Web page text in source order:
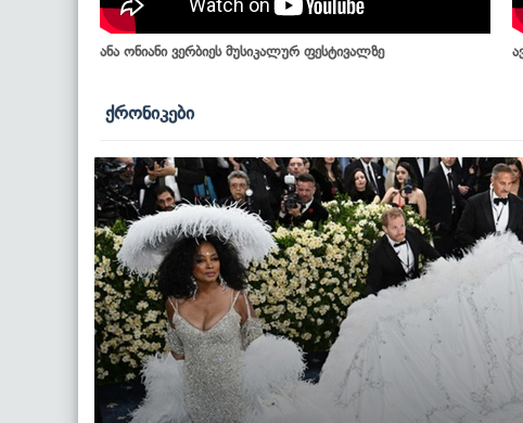
ანა ონიანი ვერბიეს მუსიკალურ ფესტივალზე
ქრონიკები